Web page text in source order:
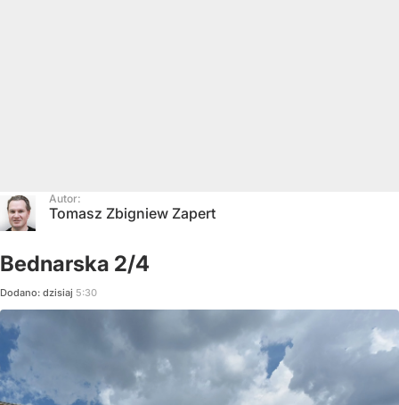
Autor:
Tomasz Zbigniew Zapert
Bednarska 2/4
Dodano: dzisiaj 5:30